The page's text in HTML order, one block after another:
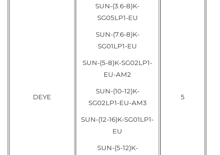
DEYE
SUN-(3.6-8)K-
SG05LP1-EU
SUN-(7.6-8)K-
SG01LP1-EU
SUN-(5-8)K-SG02LP1-
EU-AM2
SUN-(10-12)K-
SG02LP1-EU-AM3
SUN-(12-16)K-SG01LP1-
EU
SUN-(5-12)K-
5